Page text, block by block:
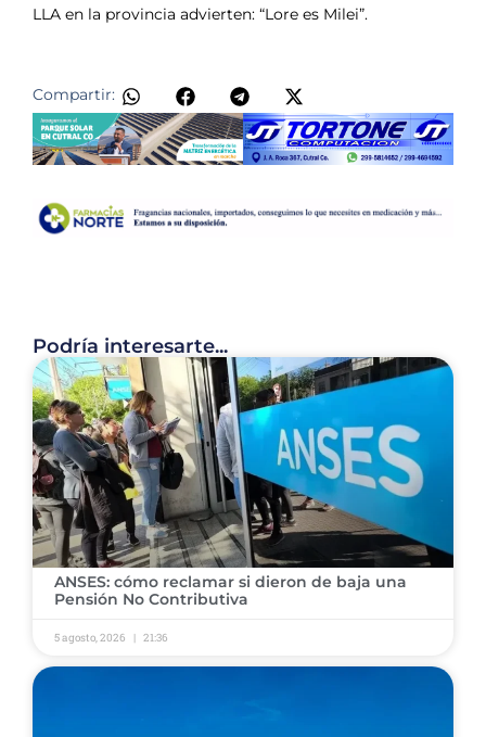
LLA en la provincia advierten: “Lore es Milei”.
Compartir:
Podría interesarte...
ANSES: cómo reclamar si dieron de baja una
Pensión No Contributiva
5 agosto, 2026 21:36